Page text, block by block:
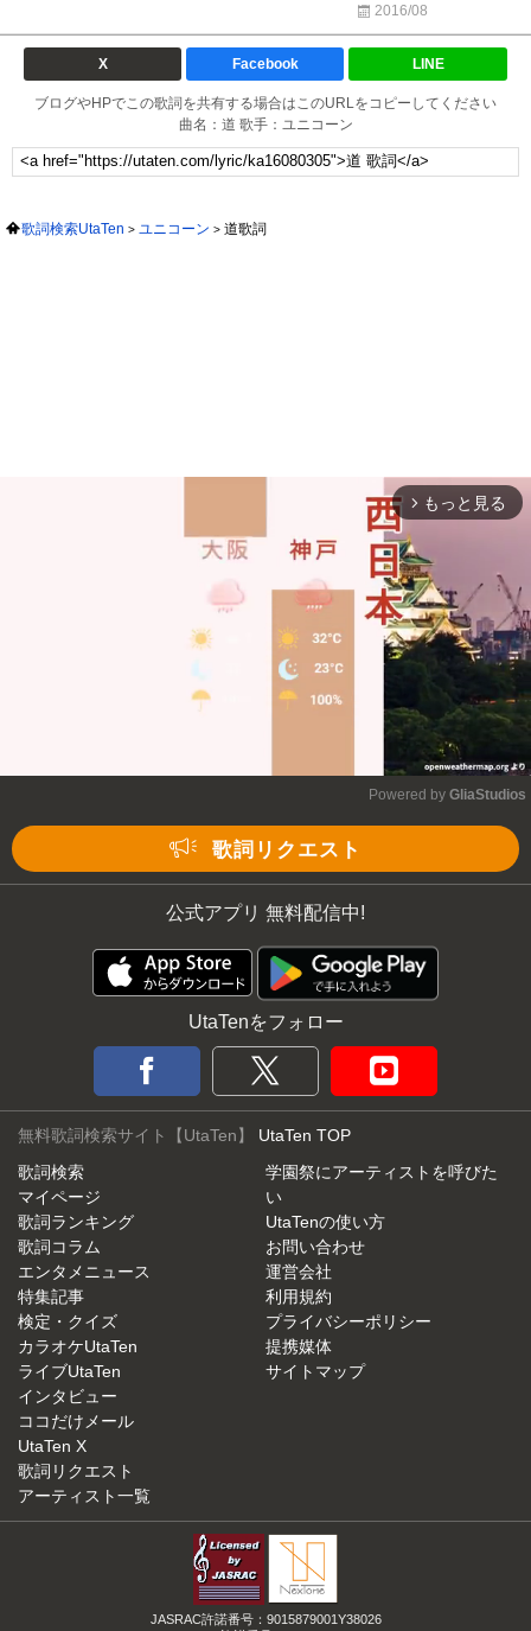
2016/08
X Facebook LINE
ブログやHPでこの歌詞を共有する場合はこのURLをコピーしてください
曲名：道 歌手：ユニコーン
歌詞検索UtaTen ユニコーン 道歌詞
arrow_forward_ios もっと見る
Powered by GliaStudios
歌詞リクエスト
公式アプリ 無料配信中!
UtaTenをフォロー
無料歌詞検索サイト【UtaTen】 UtaTen TOP
歌詞検索
マイページ
歌詞ランキング
歌詞コラム
エンタメニュース
特集記事
検定・クイズ
カラオケUtaTen
ライブUtaTen
インタビュー
ココだけメール
UtaTen X
歌詞リクエスト
アーティスト一覧
学園祭にアーティストを呼びた
い
UtaTenの使い方
お問い合わせ
運営会社
利用規約
プライバシーポリシー
提携媒体
サイトマップ
JASRAC許諾番号：9015879001Y38026